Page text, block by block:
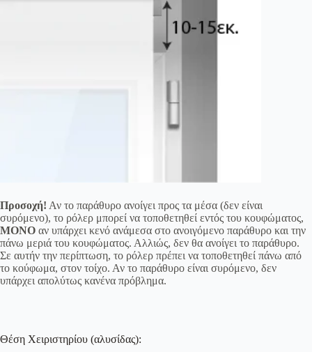
Προσοχή! Αν το παράθυρο ανοίγει προς τα μέσα (δεν είναι
συρόμενο), το ρόλερ μπορεί να τοποθετηθεί εντός του κουφώματος,
ΜΟΝΟ αν υπάρχει κενό ανάμεσα στο ανοιγόμενο παράθυρο και την
πάνω μεριά του κουφώματος. Αλλιώς, δεν θα ανοίγει το παράθυρο.
Σε αυτήν την περίπτωση, το ρόλερ πρέπει να τοποθετηθεί πάνω από
το κούφωμα, στον τοίχο. Αν το παράθυρο είναι συρόμενο, δεν
υπάρχει απολύτως κανένα πρόβλημα.
Θέση Χειριστηρίου (αλυσίδας):